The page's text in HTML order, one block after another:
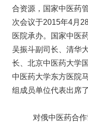
合资源，国家中医药
次会议于2015年4月
医院承办。国家中医
吴振斗副司长、清华
长、北京中医药大学
中医药大学东方医院
组成员单位代表出席
对俄中医药合